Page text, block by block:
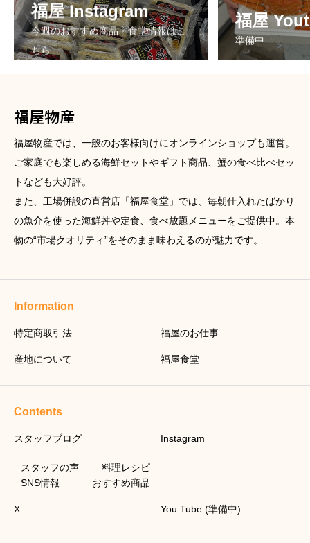
福屋 Instagram
今週のおすすめ商品・食堂情報はこ
ちら
福屋
準備中
福屋物産
福屋物産では、一般のお客様向けにオンラインショップも運営。
ご家庭でも楽しめる海鮮セットやギフト商品、蟹の食べ比べセッ
トなども大好評。
また、工場併設の直営店「福屋食堂」では、毎朝仕入れたばかり
の魚介を使った海鮮丼や定食、食べ放題メニューをご提供中。本
物の“市場クオリティ”をそのまま味わえるのが魅力です。
Information
特定商取引法 福屋のお仕事
産地について 福屋食堂
Contents
スタッフブログ
スタッフの声
料理レシピ
SNS情報
おすすめ商品
Instagram
X You Tube (準備中)